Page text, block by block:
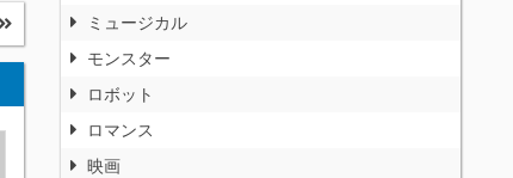
ミュージカル
モンスター
ロボット
ロマンス
映画